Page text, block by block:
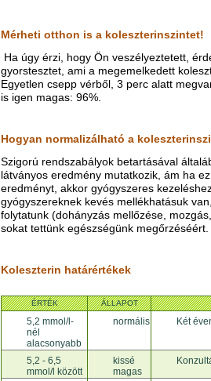
Mérheti otthon is a koleszterinszintet!
Ha úgy érzi, hogy Ön veszélyeztetett,
gyorstesztet, ami a megemelkedett
Egyetlen csepp vérből, 3 perc alatt
is igen magas: 96%.
Hogyan normalizálható a
Szigorú rendszabályok betartásával
látványos eredmény mutatkozik, ám ha
eredményt, akkor gyógyszeres
gyógyszereknek kevés mellékhatásuk
folytatunk (dohányzás mellőzése,
sokat tettünk egészségünk megőrzéséért.
Koleszterin határértékek
ÉRTÉK ÁLLAPOT
5,2 mmol/l-
nél
alacsonyabb
normális Két
5,2 - 6,5
mmol/l között
kissé
magas